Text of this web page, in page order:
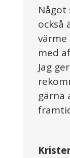
Något
också
med
Jag
gärna